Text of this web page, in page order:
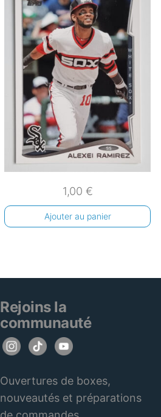
1,00 €
Ajouter au panier
Rejoins la
communauté
Ouvertures de boxes,
nouveautés et préparations